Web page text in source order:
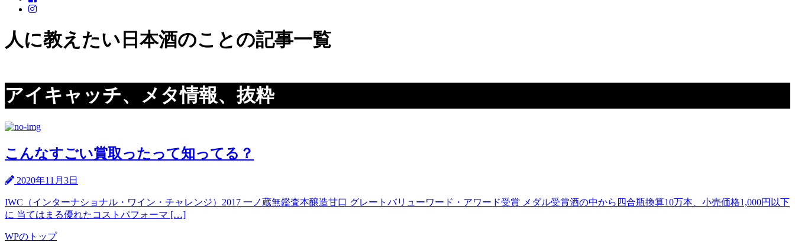
人に教えたい日本酒のことの記事一覧
アイキャッチ、メタ情報、抜粋
こんなすごい賞取ったって知ってる？
2020年11月3日
IWC（インターナショナル・ワイン・チャレンジ）2017 一ノ蔵無鑑査本醸造甘口 グレートバリューワード・アワード受賞 メダル受賞酒の中から四合瓶換算10万本、小売価格1,000円以下
に 当てはまる優れたコストパフォーマ […]
WPのトップ